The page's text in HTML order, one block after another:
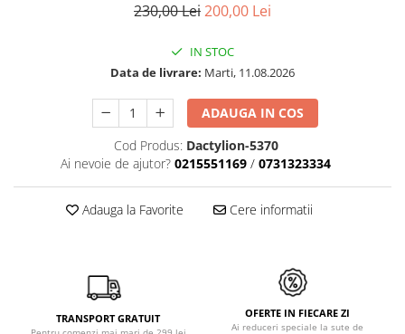
230,00 Lei200,00 Lei
IN STOC
Data de livrare: Marti, 11.08.2026
ADAUGA IN COS
Cod Produs: Dactylion-5370
Ai nevoie de ajutor? 0215551169 / 0731323334
Adauga la Favorite Cere informatii
TRANSPORT GRATUIT OFERTE IN FIECARE ZI
Ai reduceri speciale la sute de